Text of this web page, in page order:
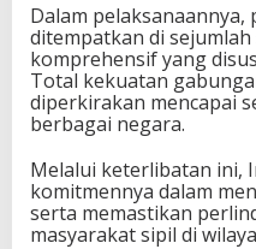
Dalam
ditempatkan di
komprehensif yang
Total kekuatan
diperkirakan mencapai
berbagai negara.
Melalui keterlibatan ini,
komitmennya dalam
serta memastikan
masyarakat sipil di